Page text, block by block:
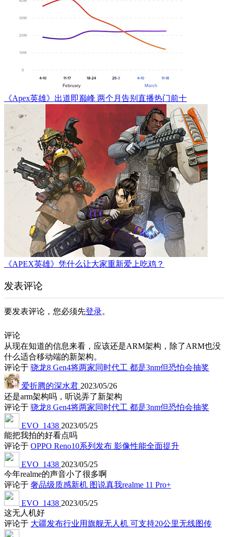
《Apex英雄》出道即巅峰 两个月告别直播热门前十
《APEX英雄》凭什么让大家重新爱上吃鸡？
发表评论
要发表评论，您必须先登录。
评论
从现在知道的信息来看，应该还是ARM架构，除了ARM也没
什么适合移动端的新架构。
评论于 骁龙8 Gen4将两家同时代工 都是3nm但恐怕会抽奖
爱折腾的深水君 2023/05/26
还是arm架构吗，听说弄了新架构
评论于 骁龙8 Gen4将两家同时代工 都是3nm但恐怕会抽奖
EVO_1438 2023/05/25
能把我拍的好看点吗
评论于 OPPO Reno10系列发布 影像性能全面提升
EVO_1438 2023/05/25
今年realme的声音小了很多啊
评论于 奢品级质感新机 图说真我realme 11 Pro+
EVO_1438 2023/05/25
这无人机好
评论于 大疆发布行业用旗舰无人机 可支持20公里无线图传